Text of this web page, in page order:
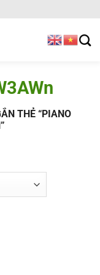
THẺ “PIANO